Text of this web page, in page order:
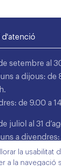
d'atenció
de setembre al
a dijous: de
de 9.00 a
de juliol al 31
a
la
a la